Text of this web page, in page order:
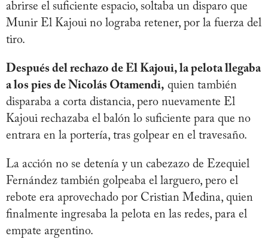
abrirse el suficiente espacio, soltaba un disparo que
Munir El Kajoui no lograba retener, por la fuerza del
tiro.
Después del rechazo de El Kajoui, la pelota llegaba
a los pies de Nicolás Otamendi, quien también
disparaba a corta distancia, pero nuevamente El
Kajoui rechazaba el balón lo suficiente para que no
entrara en la portería, tras golpear en el travesaño.
La acción no se detenía y un cabezazo de Ezequiel
Fernández también golpeaba el larguero, pero el
rebote era aprovechado por Cristian Medina, quien
finalmente ingresaba la pelota en las redes, para el
empate argentino.